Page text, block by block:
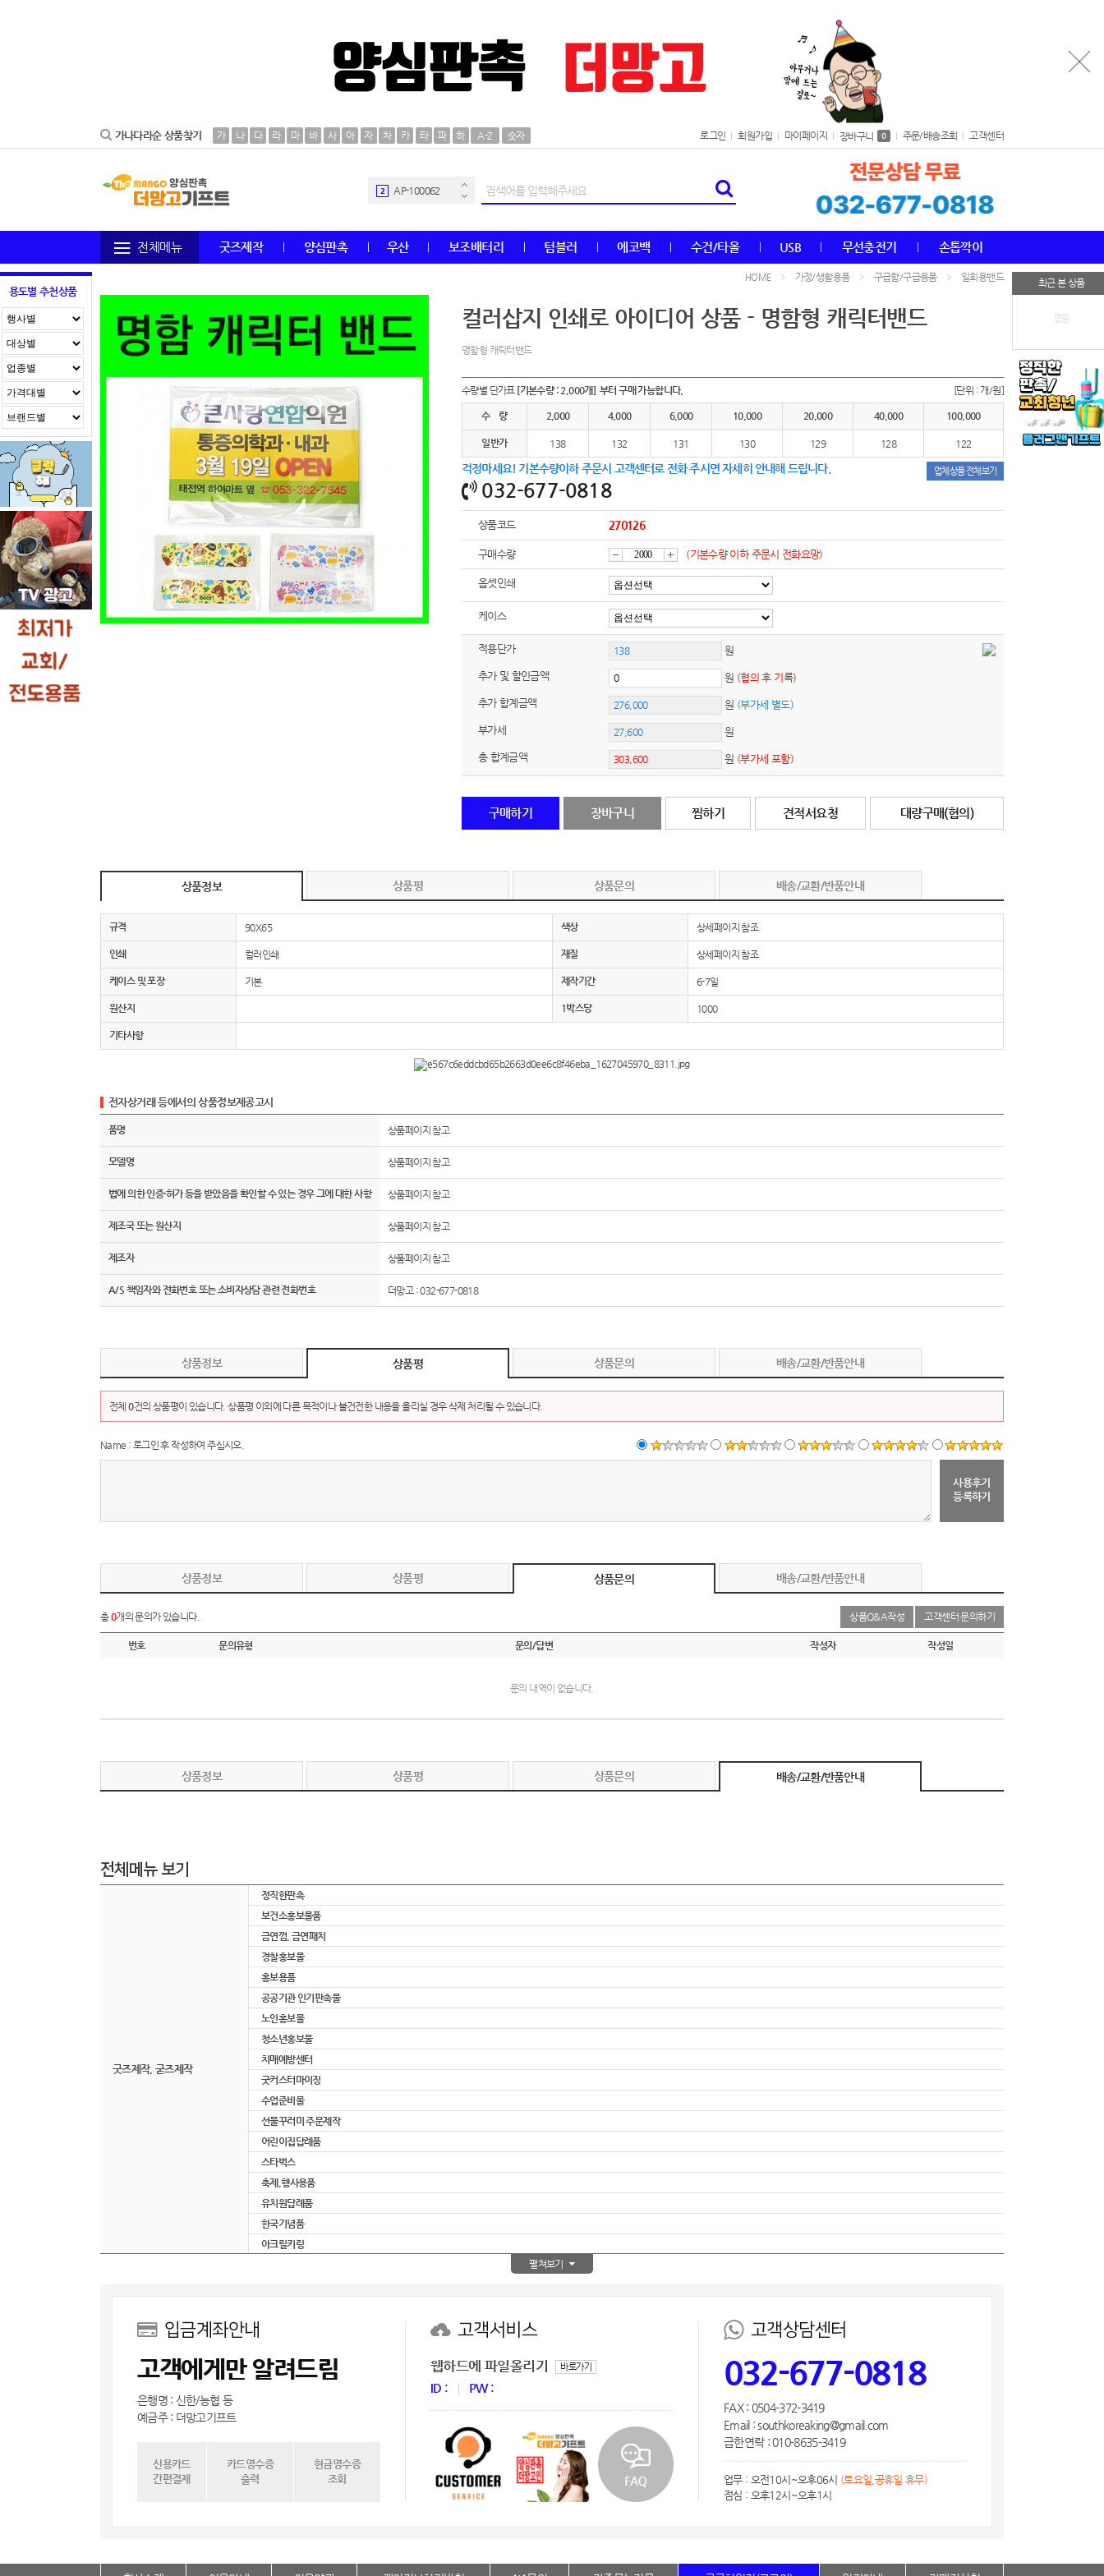
가나다라순 상품찾기 가 나 다 라 마 바 사 아 자 차 카 타 파 하 A-Z 숫자 로그인 회원가입 마이페이지 장바구니 0 주문/배송조회 고객센터
2 AP-100062
4 수건
6 양심판촉
14 에코백
22 티슈
25 AP-100071
AP-100150
AP-100084
AP-100106
2 AP-100062
4 수건
6 양심판촉
10 AP-100125
보조배터리
쿠션
20 구급
24 손톱깍이
28 AP-100150
AP-100084
전체메뉴 굿즈제작 양심판촉 우산 보조배터리 텀블러 에코백 수건/타올 USB 무선충전기 손톱깍이
용도별 추천상품
최근 본 상품
없음
HOME 가정/생활용품 구급함/구급용품 일회용밴드
컬러삽지 인쇄로 아이디어 상품 - 명함형 캐릭터밴드
명함형 캐릭터밴드
수량별 단가표 [기본수량 : 2,000개] 부터 구매 가능합니다. [단위 : 개/원]
수 량 2,000 4,000 6,000 10,000 20,000 40,000 100,000
일반가 138 132 131 130 129 128 122
걱정마세요! 기본수량이하 주문시 고객센터로 전화 주시면 자세히 안내해 드립니다.
032-677-0818
업체상품 전체보기
상품코드 270126
구매수량
감
소
증
가
(기본수량 이하 주문시 전화요망)
옵셋인쇄
케이스
적용단가 원
추가 및 할인금액 원 (협의 후 기록)
추가 합계금액 원 (부가세 별도)
부가세 원
총 합계금액 원 (부가세 포함)
구매하기 장바구니 찜하기 견적서요청 대량구매(협의)
상품정보 상품평 상품문의 배송/교환/반품안내
규격 90X65 색상 상세페이지 참조
인쇄 컬러인쇄 재질 상세페이지 참조
케이스 및 포장 기본 제작기간 6-7일
원산지 1박스당 1000
기타사항
전자상거래 등에서의 상품정보제공고시
품명 상품페이지 참고
모델명 상품페이지 참고
법에 의한 인증·허가 등을 받았음을 확인할 수 있는 경우 그에 대한 사항 상품페이지 참고
제조국 또는 원산지 상품페이지 참고
제조자 상품페이지 참고
A/S 책임자와 전화번호 또는 소비자상담 관련 전화번호 더망고 : 032-677-0818
상품정보 상품평 상품문의 배송/교환/반품안내
전체0건의 상품평이 있습니다. 상품평 이외에 다른 목적이나 불건전한 내용을 올리실 경우 삭제 처리될 수 있습니다.
Name : 로그인 후 작성하여 주십시오.
사용후기
등록하기
상품정보 상품평 상품문의 배송/교환/반품안내
총0개의 문의가 있습니다. 상품Q&A작성 고객센터 문의하기
번호 문의유형 문의/답변 작성자 작성일
문의 내역이 없습니다.
상품정보 상품평 상품문의 배송/교환/반품안내
전체메뉴 보기
굿즈제작, 굳즈제작
정직한판촉
보건소홍보물품
금연껌, 금연패치
경찰홍보물
홍보용품
공공기관 인기판촉물
노인홍보물
청소년홍보물
치매예방센터
굿커스터마이징
수업준비물
선물꾸러미 주문제작
어린이집답례품
스타벅스
축제,행사용품
유치원답례품
한국기념품
아크릴키링
펼쳐보기
입금계좌안내
고객에게만 알려드림
은행명 : 신한/농협 등
예금주 : 더망고기프트
신용카드
간편결제
카드영수증
출력
현금영수증
조회
고객서비스
웹하드에 파일올리기 바로가기
ID : PW :
고객상담센터
032-677-0818
FAX : 0504-372-3419
Email : southkoreaking@gmail.com
급한연락 : 010-8635-3419
업무 : 오전10시~오후06시 (토요일,공휴일 휴무)
점심 : 오후12시~오후1시